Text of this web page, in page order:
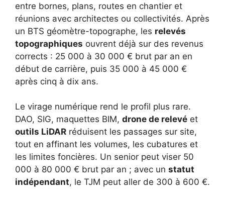
entre bornes, plans, routes en chantier et
réunions avec architectes ou collectivités. Après
un BTS géomètre-topographe, les relevés
topographiques ouvrent déjà sur des revenus
corrects : 25 000 à 30 000 € brut par an en
début de carrière, puis 35 000 à 45 000 €
après cinq à dix ans.
Le virage numérique rend le profil plus rare.
DAO, SIG, maquettes BIM, drone de relevé et
outils LiDAR réduisent les passages sur site,
tout en affinant les volumes, les cubatures et
les limites foncières. Un senior peut viser 50
000 à 80 000 € brut par an ; avec un statut
indépendant, le TJM peut aller de 300 à 600 €.